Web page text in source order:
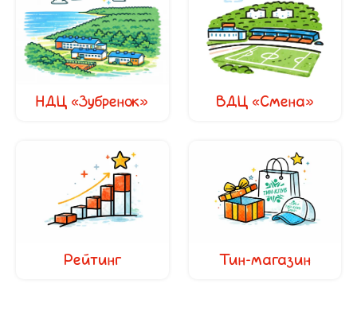
НДЦ «Зубренок» ВДЦ «Смена»
Рейтинг Тин-магазин